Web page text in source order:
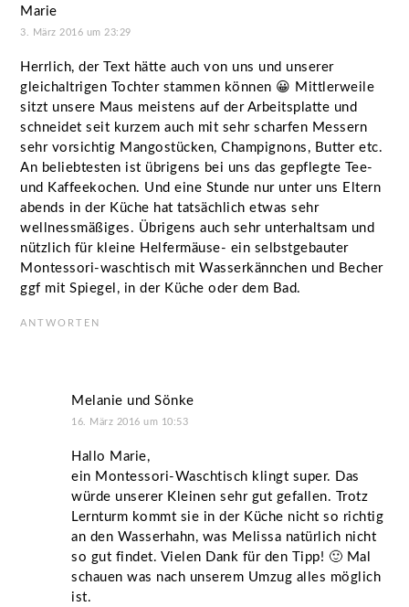
Marie
3. März 2016 um 23:29
Herrlich, der Text hätte auch von uns und unserer
gleichaltrigen Tochter stammen können 😀 Mittlerweile
sitzt unsere Maus meistens auf der Arbeitsplatte und
schneidet seit kurzem auch mit sehr scharfen Messern
sehr vorsichtig Mangostücken, Champignons, Butter etc.
An beliebtesten ist übrigens bei uns das gepflegte Tee-
und Kaffeekochen. Und eine Stunde nur unter uns Eltern
abends in der Küche hat tatsächlich etwas sehr
wellnessmäßiges. Übrigens auch sehr unterhaltsam und
nützlich für kleine Helfermäuse- ein selbstgebauter
Montessori-waschtisch mit Wasserkännchen und Becher
ggf mit Spiegel, in der Küche oder dem Bad.
ANTWORTEN
Melanie und Sönke
16. März 2016 um 10:53
Hallo Marie,
ein Montessori-Waschtisch klingt super. Das
würde unserer Kleinen sehr gut gefallen. Trotz
Lernturm kommt sie in der Küche nicht so richtig
an den Wasserhahn, was Melissa natürlich nicht
so gut findet. Vielen Dank für den Tipp! 🙂 Mal
schauen was nach unserem Umzug alles möglich
ist.